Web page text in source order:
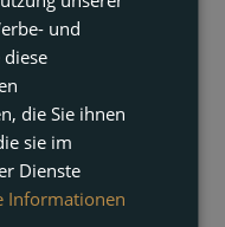
und
die Sie ihnen
sie im
Dienste
Informationen